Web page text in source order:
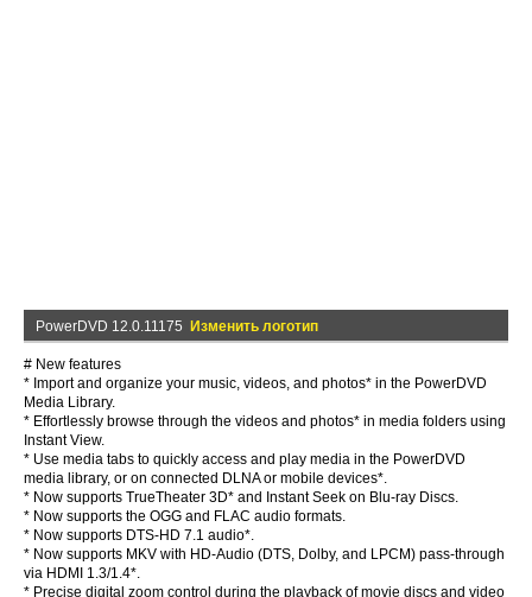
PowerDVD 12.0.11175 Изменить логотип
# New features
* Import and organize your music, videos, and photos* in the PowerDVD
Media Library.
* Effortlessly browse through the videos and photos* in media folders using
Instant View.
* Use media tabs to quickly access and play media in the PowerDVD
media library, or on connected DLNA or mobile devices*.
* Now supports TrueTheater 3D* and Instant Seek on Blu-ray Discs.
* Now supports the OGG and FLAC audio formats.
* Now supports DTS-HD 7.1 audio*.
* Now supports MKV with HD-Audio (DTS, Dolby, and LPCM) pass-through
via HDMI 1.3/1.4*.
* Precise digital zoom control during the playback of movie discs and video